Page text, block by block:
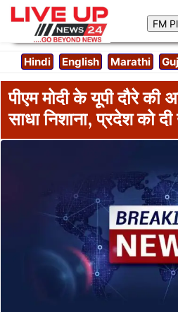
Hindi English Marathi
पीएम मोदी के यूपी दौरे की
साधा निशाना, प्रदेश को